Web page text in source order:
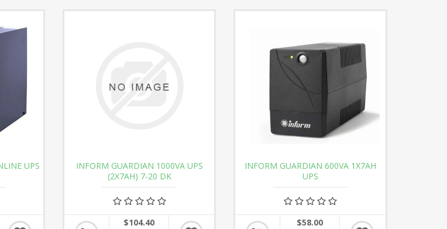
UPS
INFORM GUARDIAN 1000VA UPS
(2X7AH) 7-20 DK
$104.40
INFORM GUARDIAN 600VA 1X7AH
UPS
$58.00